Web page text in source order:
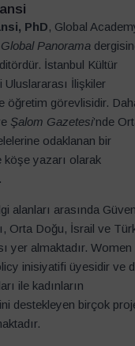
PhD, Global
Global Panorama
İstanbul Kültür
Uluslararası İlişkiler
öğretim görevlisidir.
Şalom Gazetesi’nde
odaklanan bir
köşe yazarı olarak
alanları arasında
Orta Doğu, İsrail ve
yer almaktadır. Women
inisiyatifi üyesidir ve
ile kadınların
destekleyen birçok